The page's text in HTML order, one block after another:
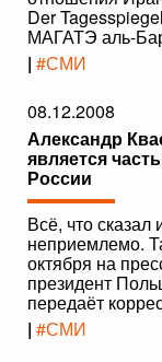
Der
МАГАТЭ аль-
| #СМИ
08.12.2008
Александр
является
России
Всё, что
неприемлемо.
октября на
президент
передаёт
| #СМИ